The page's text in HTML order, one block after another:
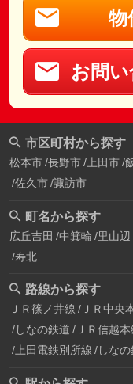
物
お問
市区町村から探す
松本市 長野市 上田市
佐久市 諏訪市
町名から探す
広丘吉田 中箕輪 里山辺
寿北
路線から探す
ＪＲ篠ノ井線 ＪＲ中央
しなの鉄道 ＪＲ信越本
上田電鉄別所線 しなの